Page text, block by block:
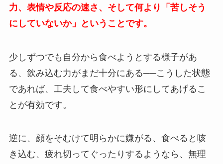
力、表情や反応の速さ、そして何より「苦しそう
にしていないか」ということです。
少しずつでも自分から食べようとする様子があ
る、飲み込む力がまだ十分にある──こうした状態
であれば、工夫して食べやすい形にしてあげるこ
とが有効です。
逆に、顔をそむけて明らかに嫌がる、食べると咳
き込む、疲れ切ってぐったりするようなら、無理